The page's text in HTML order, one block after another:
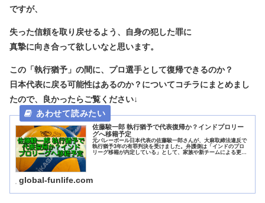
ですが、
失った信頼を取り戻せるよう、自身の犯した罪に
真摯に向き合って欲しいなと思います。
この「執行猶予」の間に、プロ選手として復帰できるのか？
日本代表に戻る可能性はあるのか？についてコチラにまとめまし
たので、良かったらご覧ください↓
佐藤駿一郎 執行猶予で代表復帰か？インドプロリー
グへ移籍予定
元バレーボール日本代表の佐藤駿一郎さんが、大麻取締法違反で
執行猶予3年の有罪判決を受けました。弁護側は「インドのプロ
リーグ移籍が内定している」として、家族や新チームによる更生
global-funlife.com